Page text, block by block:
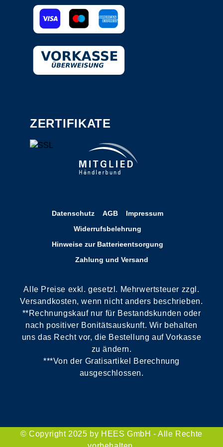
ZERTIFIKATE
Datenschutz AGB
Impressum
Widerrufsbelehrung
Hinweise zur Batterieentsorgung
Zahlung und Versand
Alle Preise exkl. gesetzl. Mehrwertsteuer zzgl.
Versandkosten, wenn nicht anders beschrieben.
**Rechnungskauf nur für Bestandskunden oder
nach positiver Bonitätsauskunft. Wir behalten
uns das Recht vor, die Bestellung auf Vorkasse
zu ändern.
***Von der Gratisartikel Berechnung
ausgeschlossen.
© Copyright 2025 by HEES GmbH - Alle Rechte